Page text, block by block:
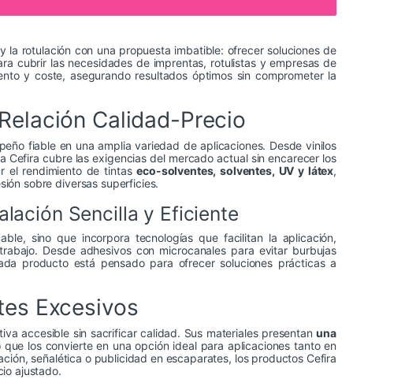
rotulación con una propuesta imbatible: ofrecer soluciones de
cubrir las necesidades de imprentas, rotulistas y empresas de
y coste, asegurando resultados óptimos sin comprometer la
Calidad-Precio
fiable en una amplia variedad de aplicaciones. Desde vinilos
Cefira cubre las exigencias del mercado actual sin encarecer los
el rendimiento de tintaseco-solventes, solventes, UV y látex,
sobre diversas superficies.
Sencilla y Eficiente
sino que incorpora tecnologías que facilitan la aplicación,
Desde adhesivos con microcanales para evitar burbujas
producto está pensado para ofrecer soluciones prácticas a
Excesivos
accesible sin sacrificar calidad. Sus materiales presentanuna
que los convierte en una opción ideal para aplicaciones tanto en
señalética o publicidad en escaparates, los productos Cefira
ajustado.